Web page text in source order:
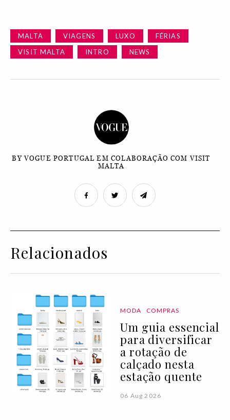
MALTA VIAGENS LUXO
FÉRIAS
VISIT MALTA
INTRO NEWS
BY VOGUE PORTUGAL EM COLABORAÇÃO COM VISIT
MALTA
Relacionados
MODA COMPRAS
Um guia essencial
para diversificar
a rotação de
calçado nesta
estação quente
06 Aug 2026